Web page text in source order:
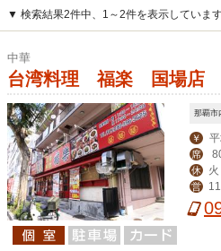
キッズルーム
安い デート
▼ 検索結果2件中、1～2件を表示しています
中華
台湾料理 福楽 国場店
那覇市
￥
席
休 火
営